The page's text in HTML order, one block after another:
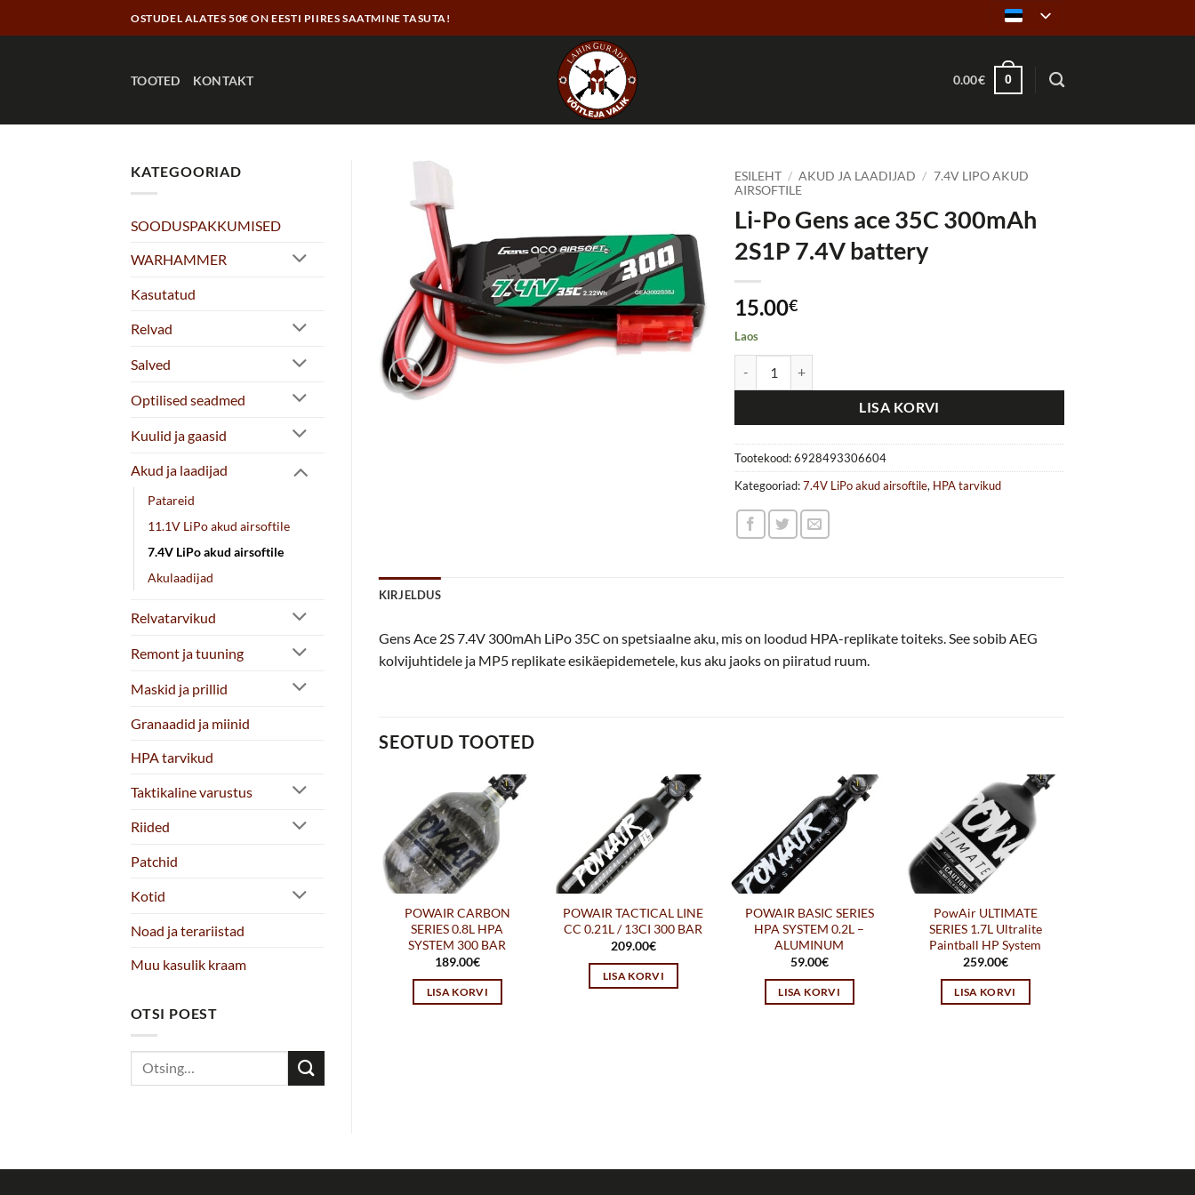
to
OSTUDEL ALATES 50€ ON EESTI PIIRES SAATMINE TASUTA!
TOOTED KONTAKT 0.00€ 0
KATEGOORIAD
SOODUSPAKKUMISED
WARHAMMER
Kasutatud
Relvad
Salved
Optilised seadmed
Kuulid ja gaasid
Akud ja laadijad
Patareid
11.1V LiPo akud airsoftile
7.4V LiPo akud airsoftile
Akulaadijad
Relvatarvikud
Remont ja tuuning
Maskid ja prillid
Granaadid ja miinid
HPA tarvikud
Taktikaline varustus
Riided
Patchid
Kotid
Noad ja terariistad
Muu kasulik kraam
OTSI POEST
ESILEHT / AKUD JA LAADIJAD / 7.4V LIPO AKUD
AIRSOFTILE
Li-Po Gens ace 35C 300mAh
2S1P 7.4V battery
15.00€
Laos
LISA KORVI
Tootekood:6928493306604
Kategooriad:7.4V LiPo akud airsoftile, HPA tarvikud
KIRJELDUS
Gens Ace 2S 7.4V 300mAh LiPo 35C on spetsiaalne aku, mis on loodud HPA-replikate toiteks. See sobib AEG
kolvijuhtidele ja MP5 replikate esikäepidemetele, kus aku jaoks on piiratud ruum.
SEOTUD TOOTED
POWAIR CARBON
SERIES 0.8L HPA
SYSTEM 300 BAR
189.00€
LISA KORVI
POWAIR TACTICAL LINE
CC 0.21L / 13CI 300 BAR
209.00€
LISA KORVI
POWAIR BASIC SERIES
HPA SYSTEM 0.2L –
ALUMINUM
59.00€
LISA KORVI
PowAir ULTIMATE
SERIES 1.7L Ultralite
Paintball HP System
259.00€
LISA KORVI
1350MAH 20C
1200mAh AK Type T-